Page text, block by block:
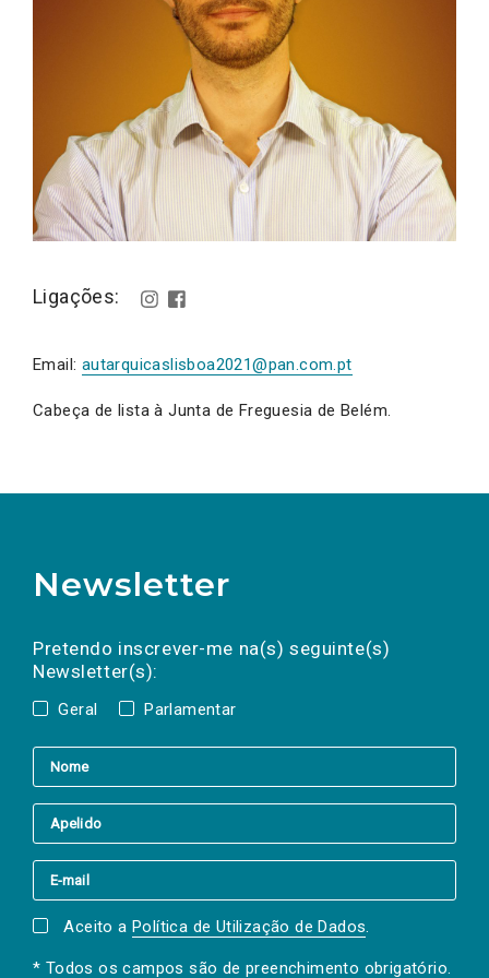
Ligações:
Email: autarquicaslisboa2021@pan.com.pt
Cabeça de lista à Junta de Freguesia de Belém.
Newsletter
Pretendo inscrever-me na(s) seguinte(s)
Newsletter(s):
Geral Parlamentar
a(s) newsletter(s).
mail
Aceito a Política de Utilização de Dados.
* Todos os campos são de preenchimento obrigatório.